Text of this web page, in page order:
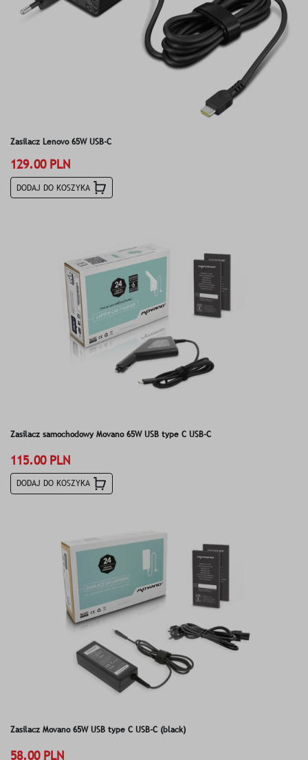
Zasilacz Lenovo 65W USB-C
129.00 PLN
DODAJ DO KOSZYKA
Zasilacz samochodowy Movano 65W USB type C USB-C
115.00 PLN
DODAJ DO KOSZYKA
Zasilacz Movano 65W USB type C USB-C (black)
58.00 PLN